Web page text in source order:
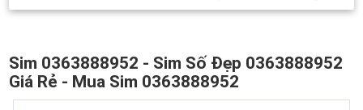
Sim 0363888952 - Sim Số Đẹp 0363888952
Giá Rẻ - Mua Sim 0363888952